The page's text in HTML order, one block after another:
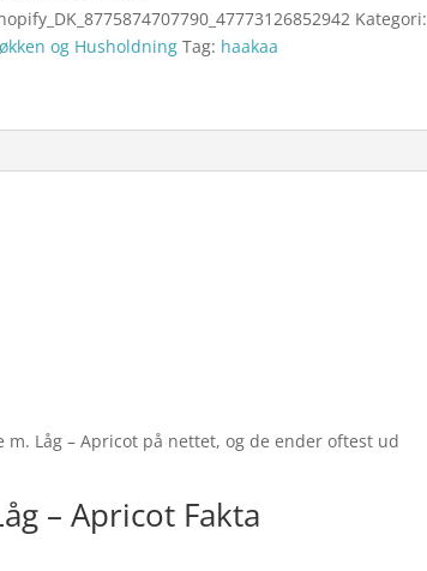
Kategori:
og Husholdning Tag: haakaa
Låg – Apricot på nettet, og de ender oftest ud
– Apricot Fakta